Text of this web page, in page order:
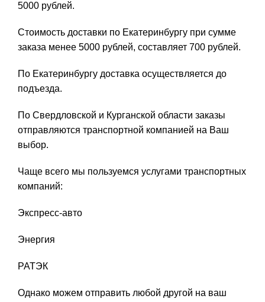
5000 рублей.
Стоимость доставки по Екатеринбургу при сумме
заказа менее 5000 рублей, составляет 700 рублей.
По Екатеринбургу доставка осуществляется до
подъезда.
По Свердловской и Курганской области заказы
отправляются транспортной компанией на Ваш
выбор.
Чаще всего мы пользуемся услугами транспортных
компаний:
Экспресс-авто
Энергия
РАТЭК
Однако можем отправить любой другой на ваш